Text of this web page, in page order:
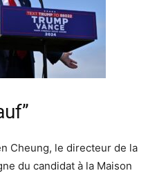
Cheung, le directeur de la
du candidat à la Maison